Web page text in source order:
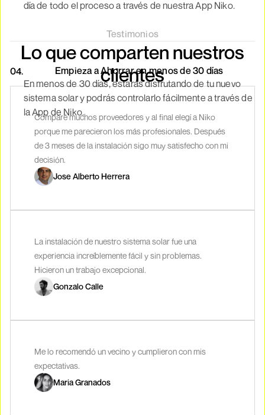
día de todo el proceso a través de nuestra App Niko.
04.
Empieza a Ahorrar en menos de 30 días
En menos de 30 días, estarás disfrutando de tu nuevo
sistema solar y podrás controlarlo fácilmente a través de
la App de Niko.
Testimonios
Lo que comparten nuestros
clientes
Comparé muchos proveedores y al final elegí a Niko
porque me parecieron los más profesionales. Después
de 3 meses de la instalación sigo muy satisfecho con mi
decisión.
Jose Alberto Herrera
La instalación de nuestro sistema solar fue una
experiencia increíblemente fácil y sin problemas.
Hicieron un trabajo excepcional.
Gonzalo Calle
Me lo recomendó un vecino y cumplieron con mis
expectativas.
Maria Granados